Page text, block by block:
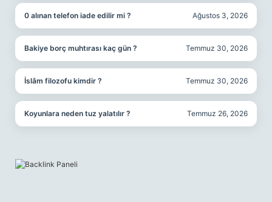
0 alınan telefon iade edilir mi ? Ağustos 3, 2026
Bakiye borç muhtırası kaç gün ? Temmuz 30, 2026
İslâm filozofu kimdir ? Temmuz 30, 2026
Koyunlara neden tuz yalatılır ? Temmuz 26, 2026